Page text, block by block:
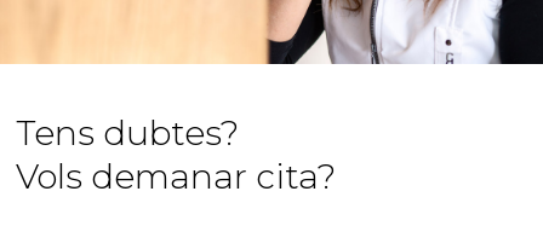
Tens dubtes?
Vols demanar cita?